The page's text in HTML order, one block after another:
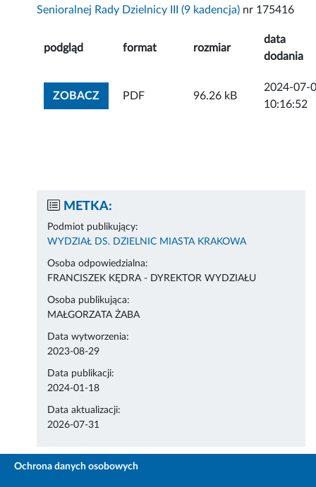
Senioralnej Rady Dzielnicy III (9 kadencja) nr 175416
podgląd format rozmiar
data
dodania
ZOBACZZOBACZ ZAŁĄCZNIK
PDF 96.26 kB
2024-07-
10:16:52
METKA:
Podmiot publikujący:
WYDZIAŁ DS. DZIELNIC MIASTA KRAKOWA
Osoba odpowiedzialna:
FRANCISZEK KĘDRA - DYREKTOR WYDZIAŁU
Osoba publikująca:
MAŁGORZATA ŻABA
Data wytworzenia:
2023-08-29
Data publikacji:
2024-01-18
Data aktualizacji:
2026-07-31
Ochrona danych osobowych